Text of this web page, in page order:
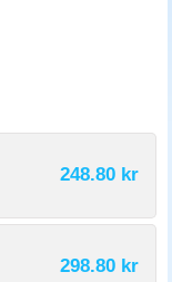
248.80 kr
298.80 kr